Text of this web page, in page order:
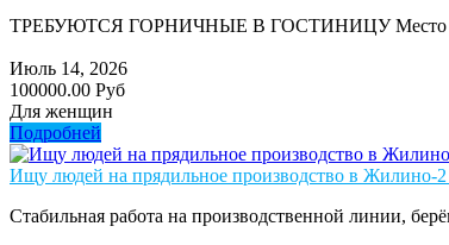
ТРЕБУЮТСЯ ГОРНИЧНЫЕ В ГОСТИНИЦУ Место
Июль 14, 2026
100000.00 Руб
Для женщин
Подробней
Ищу людей на прядильное производство в Жилино-
Стабильная работа на производственной линии,